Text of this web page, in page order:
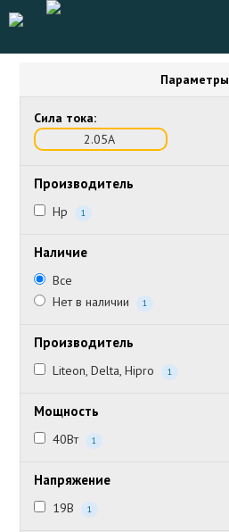
Параметры
Сила тока:
2.05А
Производитель
Hp 1
Наличие
Все
Нет в наличии
1
Производитель
Liteon, Delta, Hipro 1
Мощность
40Вт 1
Напряжение
19В 1